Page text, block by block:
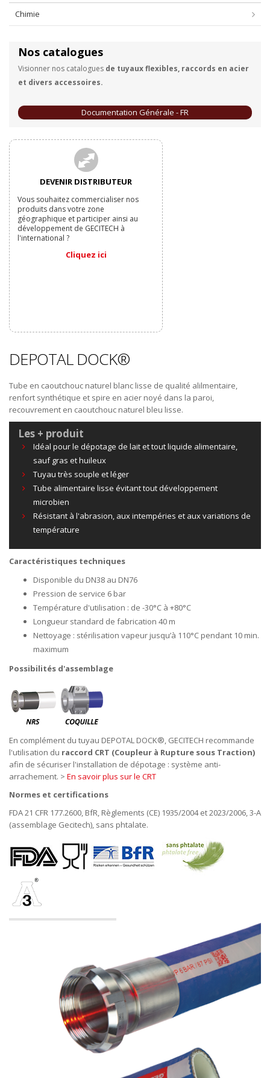
Chimie
Nos catalogues
Visionner nos catalogues de tuyaux flexibles, raccords en acier
et divers accessoires.
Documentation Générale - FR
DEVENIR DISTRIBUTEUR
Vous souhaitez commercialiser nos
produits dans votre zone
géographique et participer ainsi au
développement de GECITECH à
l'international ?
Cliquez ici
DEPOTAL DOCK®
Tube en caoutchouc naturel blanc lisse de qualité alilmentaire,
renfort synthétique et spire en acier noyé dans la paroi,
recouvrement en caoutchouc naturel bleu lisse.
Les + produit
Idéal pour le dépotage de lait et tout liquide alimentaire,
sauf gras et huileux
Tuyau très souple et léger
Tube alimentaire lisse évitant tout développement
microbien
Résistant à l'abrasion, aux intempéries et aux variations de
température
Caractéristiques techniques
Disponible du DN38 au DN76
Pression de service 6 bar
Température d'utilisation : de -30°C à +80°C
Longueur standard de fabrication 40 m
Nettoyage : stérilisation vapeur jusqu’à 110°C pendant 10 min.
maximum
Possibilités d'assemblage
En complément du tuyau DEPOTAL DOCK®, GECITECH recommande
l'utilisation du raccord CRT (Coupleur à Rupture sous Traction)
afin de sécuriser l'installation de dépotage : système anti-
arrachement. > En savoir plus sur le CRT
Normes et certifications
FDA 21 CFR 177.2600, BfR, Règlements (CE) 1935/2004 et 2023/2006, 3-A
(assemblage Gecitech), sans phtalate.